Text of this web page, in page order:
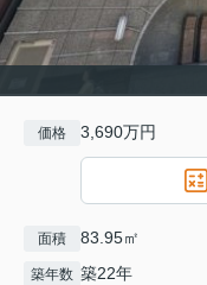
価格 3,690万円
面積 83.95㎡
築年数 築22年